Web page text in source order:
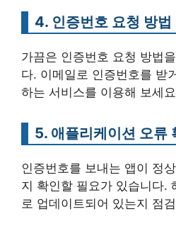
4. 인증번호 요청 방법
가끔은 인증번호 요청 방법
다. 이메일로 인증번호를 받
하는 서비스를 이용해 보세
5. 애플리케이션 오류
인증번호를 보내는 앱이 정
지 확인할 필요가 있습니다.
로 업데이트되어 있는지 점